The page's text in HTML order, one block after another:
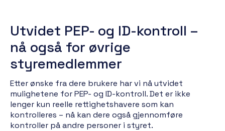
Utvidet PEP- og ID-kontroll –
nå også for øvrige
styremedlemmer
Etter ønske fra dere brukere har vi nå utvidet
mulighetene for PEP- og ID-kontroll. Det er ikke
lenger kun reelle rettighetshavere som kan
kontrolleres – nå kan dere også gjennomføre
kontroller på andre personer i styret.